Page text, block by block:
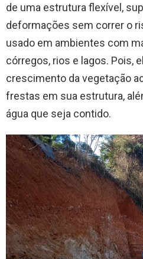
de uma estrutura flexível,
deformações sem correr o
usado em ambientes com
córregos, rios e lagos. Pois,
crescimento da vegetação
frestas em sua estrutura,
água que seja contido.